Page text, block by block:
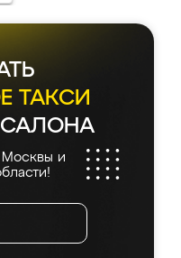
ТАКСИ
Москвы и